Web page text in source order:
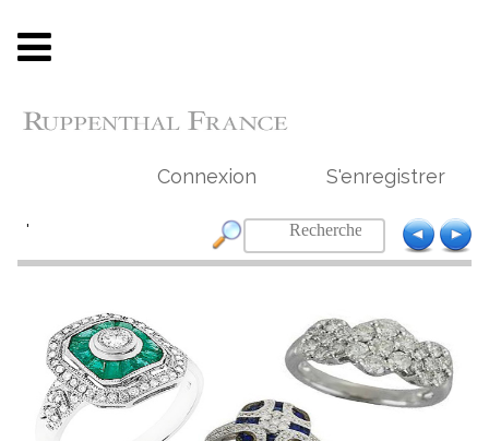
S'enregistrer
Connexion
'